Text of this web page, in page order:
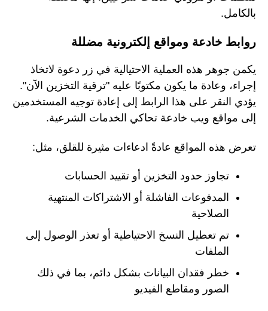
بالكامل.
روابط خادعة ومواقع إلكترونية مضللة
يكمن جوهر هذه العملية الاحتيالية في زر دعوة لاتخاذ
إجراء، وعادة ما يكون مكتوبًا عليه "ترقية التخزين الآن".
يؤدي النقر على هذا الرابط إلى إعادة توجيه المستخدمين
إلى مواقع ويب خادعة تحاكي الخدمات الشرعية.
تعرض هذه المواقع عادةً ادعاءات مثيرة للقلق، مثل:
تجاوز حدود التخزين أو تقييد الحسابات
المدفوعات الفاشلة أو الاشتراكات المنتهية
الصلاحية
تم تعطيل النسخ الاحتياطية أو تعذر الوصول إلى
الملفات
خطر فقدان البيانات بشكل دائم، بما في ذلك
الصور ومقاطع الفيديو